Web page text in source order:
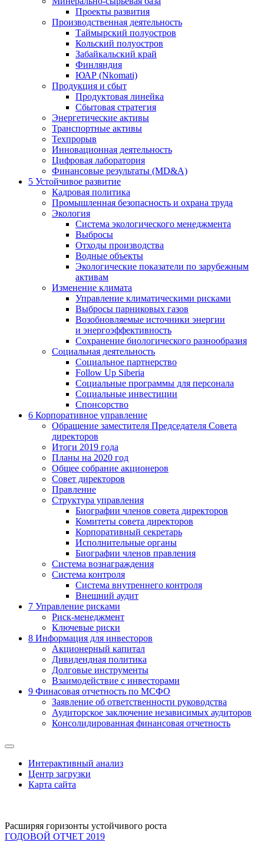
Проекты развития
Производственная деятельность
Таймырский полуостров
Кольский полуостров
Забайкальский край
Финляндия
ЮАР (Nkomati)
Продукция и сбыт
Продуктовая линейка
Сбытовая стратегия
Энергетические активы
Транспортные активы
Техпрорыв
Инновационная деятельность
Цифровая лаборатория
Финансовые результаты (MD&A)
5 Устойчивое развитие
Кадровая политика
Промышленная безопасность и охрана труда
Экология
Система экологического менеджмента
Выбросы
Отходы производства
Водные объекты
Экологические показатели по зарубежным
активам
Изменение климата
Управление климатическими рисками
Выбросы парниковых газов
Возобновляемые источники энергии
и энергоэффективность
Сохранение биологического разнообразия
Социальная деятельность
Социальное партнерство
Follow Up Siberia
Социальные программы для персонала
Социальные инвестиции
Спонсорство
6 Корпоративное управление
Обращение заместителя Председателя Совета
директоров
Итоги 2019 года
Планы на 2020 год
Общее собрание акционеров
Совет директоров
Правление
Структура управления
Биографии членов совета директоров
Комитеты совета директоров
Корпоративный секретарь
Исполнительные органы
Биографии членов правления
Система вознаграждения
Система контроля
Система внутреннего контроля
Внешний аудит
7 Управление рисками
Риск-менеджмент
Ключевые риски
8 Информация для инвесторов
Акционерный капитал
Дивидендная политика
Долговые инструменты
Взаимодействие с инвеcторами
9 Финасовая отчетность по МСФО
Заявление об ответственности руководства
Аудиторское заключение независимых аудиторов
Консолидированная финансовая отчетность
Интерактивный анализ
Центр загрузки
Карта сайта
Расширяя горизонты устойчивого роста
ГОДОВОЙ ОТЧЕТ 2019